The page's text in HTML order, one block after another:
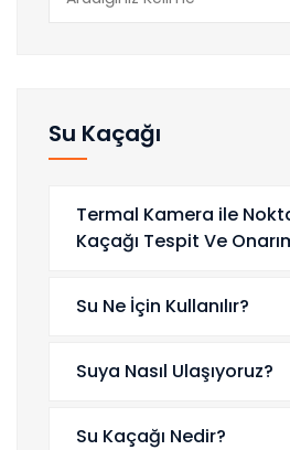
Su Kaçağı
Termal Kamera ile
Kaçağı Tespit Ve
Su Ne İçin Kullanılır?
Suya Nasıl Ulaşıyoruz?
Su Kaçağı Nedir?